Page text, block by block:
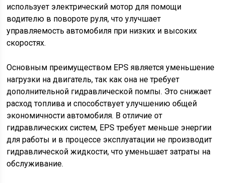
использует электрический мотор для помощи
водителю в повороте руля, что улучшает
управляемость автомобиля при низких и высоких
скоростях.
Основным преимуществом EPS является уменьшение
нагрузки на двигатель, так как она не требует
дополнительной гидравлической помпы. Это снижает
расход топлива и способствует улучшению общей
экономичности автомобиля. В отличие от
гидравлических систем, EPS требует меньше энергии
для работы и в процессе эксплуатации не производит
гидравлической жидкости, что уменьшает затраты на
обслуживание.